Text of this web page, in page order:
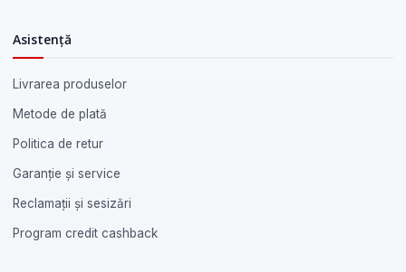
Asistență
Livrarea produselor
Metode de plată
Politica de retur
Garanție și service
Reclamații și sesizări
Program credit cashback